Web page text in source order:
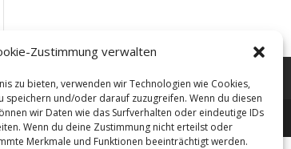
Zustimmung verwalten
zu bieten, verwenden wir Technologien wie Cookies,
speichern und/oder darauf zuzugreifen. Wenn du diesen
wir Daten wie das Surfverhalten oder eindeutige IDs
Wenn du deine Zustimmung nicht erteilst oder
Merkmale und Funktionen beeinträchtigt werden.